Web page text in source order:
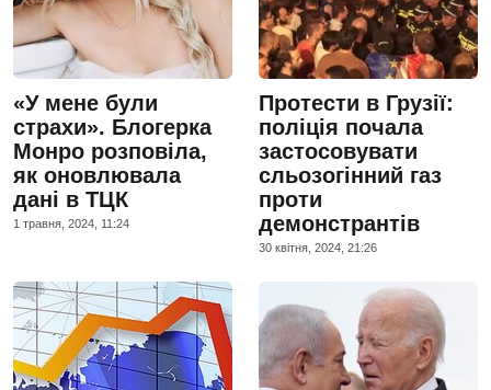
«У мене були
страхи». Блогерка
Монро розповіла,
як оновлювала
дані в ТЦК
1 травня, 2024, 11:24
Протести в Грузії:
поліція почала
застосовувати
сльозогінний газ
проти
демонстрантів
30 квiтня, 2024, 21:26